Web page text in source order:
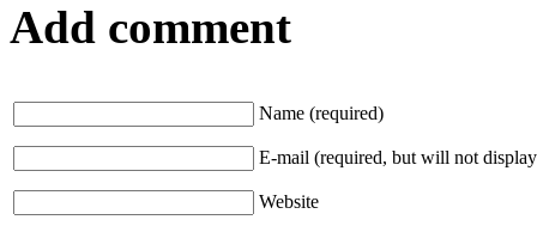
Add comment
Name (required)
E-mail (required, but will not
Website